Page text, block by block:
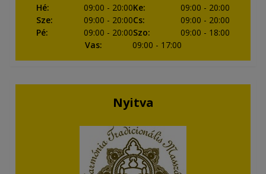
Hé: 09:00 - 20:00Ke: 09:00 - 20:00
Sze: 09:00 - 20:00Cs: 09:00 - 20:00
Pé: 09:00 - 20:00Szo: 09:00 - 18:00
Vas: 09:00 - 17:00
Nyitva